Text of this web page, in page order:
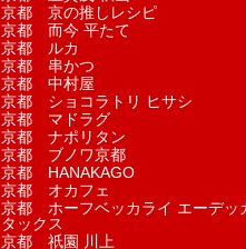
京都 京の推しレシピ
京都 而今 平たて
京都 ルカ
京都 串かつ
京都 中村屋
京都 ショコラトリ ヒサシ
京都 マドラグ
京都 ナポリタン
京都 ブノワ京都
京都 HANAKAGO
京都 オカフェ
京都 ホーフベッカライ エーデッ
タックス
京都 祇園 川上